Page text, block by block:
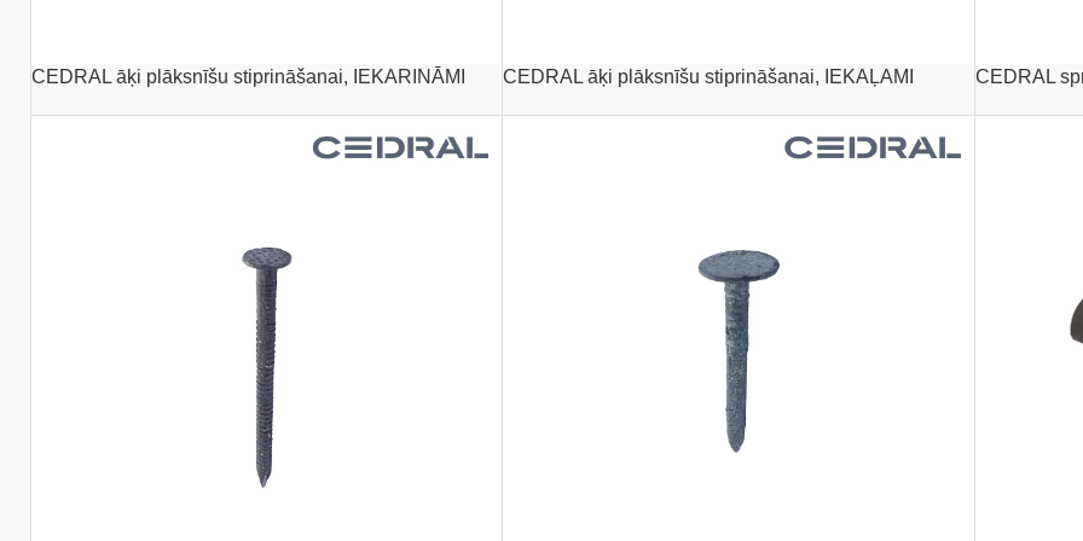
CEDRAL āķi plāksnīšu stiprināšanai, IEKARINĀMI CEDRAL āķi plāksnīšu stiprināšanai, IEKAĻAMI CEDRAL